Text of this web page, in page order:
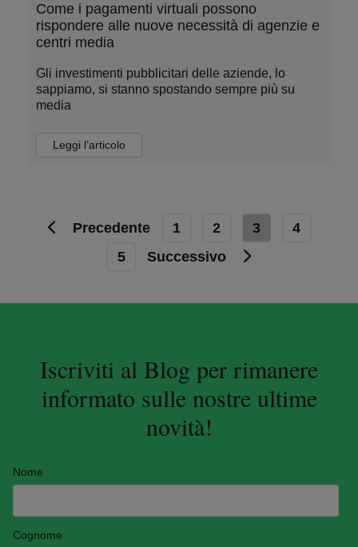
Come i pagamenti virtuali possono
rispondere alle nuove necessità di agenzie e
centri media
Gli investimenti pubblicitari delle aziende, lo
sappiamo, si stanno spostando sempre più su
media
Leggi l’articolo
Precedente 1 2 3
4
5
Successivo
Iscriviti al Blog per rimanere
informato sulle nostre ultime
novità!
Nome
Cognome